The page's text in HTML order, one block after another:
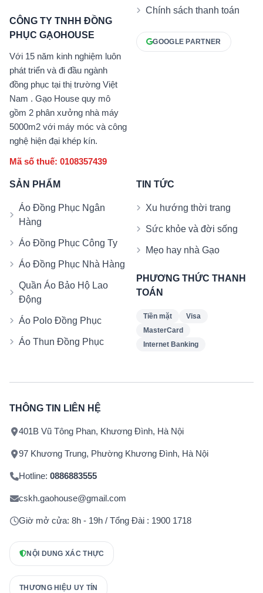
CÔNG TY TNHH ĐỒNG
PHỤC GẠOHOUSE
Với 15 năm kinh nghiệm luôn
phát triển và đi đầu ngành
đồng phục tại thị trường Việt
Nam . Gạo House quy mô
gồm 2 phân xưởng nhà máy
5000m2 với máy móc và công
nghệ hiện đại khép kín.
Mã số thuế: 0108357439
Chính sách thanh toán
GOOGLE PARTNER
SẢN PHẨM
Áo Đồng Phục Ngân
Hàng
Áo Đồng Phục Công Ty
Áo Đồng Phục Nhà Hàng
Quần Áo Bảo Hộ Lao
Động
Áo Polo Đồng Phục
Áo Thun Đồng Phục
TIN TỨC
Xu hướng thời trang
Sức khỏe và đời sống
Mẹo hay nhà Gạo
PHƯƠNG THỨC THANH
TOÁN
Tiền mặt
Visa
MasterCard
Internet Banking
THÔNG TIN LIÊN HỆ
401B Vũ Tông Phan, Khương Đình, Hà Nội
97 Khương Trung, Phường Khương Đình, Hà Nội
Hotline: 0886883555
cskh.gaohouse@gmail.com
Giờ mở cửa: 8h - 19h / Tổng Đài : 1900 1718
NỘI DUNG XÁC THỰC
THƯƠNG HIỆU UY TÍN